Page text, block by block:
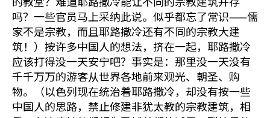
吗？一些官员马上采纳此说。似乎都忘了常识——儒
家不是宗教，而且耶路撒冷还有不同的宗教大建
筑！）按许多中国人的想法，挤在一起，耶路撒冷
应该打得没一天安宁吧？事实是：那里没一天没有
千千万万的游客从世界各地前来观光、朝圣、购
物。（以色列现在统治着耶路撒冷，却没有按一些
中国人的思路，禁止修建非犹太教的宗教建筑，相